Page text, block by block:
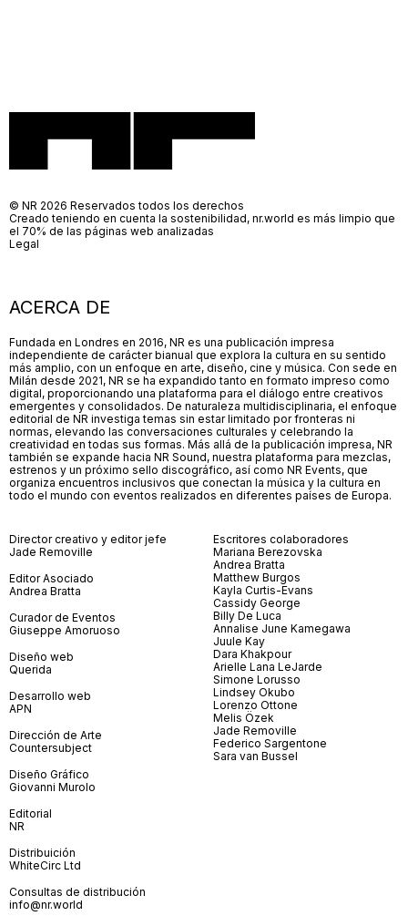
ACERCA DE
Fundada en Londres en 2016, NR es una publicación impresa
independiente de carácter bianual que explora la cultura en su sentido
más amplio, con un enfoque en arte, diseño, cine y música. Con sede en
Milán desde 2021, NR se ha expandido tanto en formato impreso como
digital, proporcionando una plataforma para el diálogo entre creativos
emergentes y consolidados. De naturaleza multidisciplinaria, el enfoque
editorial de NR investiga temas sin estar limitado por fronteras ni
normas, elevando las conversaciones culturales y celebrando la
creatividad en todas sus formas. Más allá de la publicación impresa, NR
también se expande hacia NR Sound, nuestra plataforma para mezclas,
estrenos y un próximo sello discográfico, así como NR Events, que
organiza encuentros inclusivos que conectan la música y la cultura en
todo el mundo con eventos realizados en diferentes países de Europa.
Director creativo y editor jefe
Jade Removille
Editor Asociado
Andrea Bratta
Curador de Eventos
Giuseppe Amoruoso
Diseño web
Querida
Desarrollo web
APN
Dirección de Arte
Countersubject
Diseño Gráfico
Giovanni Murolo
Editorial
NR
Distribuición
WhiteCirc Ltd
Consultas de distribución
info@nr.world
Escritores colaboradores
Mariana Berezovska
Andrea Bratta
Matthew Burgos
Kayla Curtis-Evans
Cassidy George
Billy De Luca
Annalise June Kamegawa
Juule Kay
Dara Khakpour
Arielle Lana LeJarde
Simone Lorusso
Lindsey Okubo
Lorenzo Ottone
Melis Özek
Jade Removille
Federico Sargentone
Sara van Bussel
© NR 2026 Reservados todos los derechos
Creado teniendo en cuenta la sostenibilidad, nr.world es más limpio que
el 70% de las páginas web analizadas
Legal